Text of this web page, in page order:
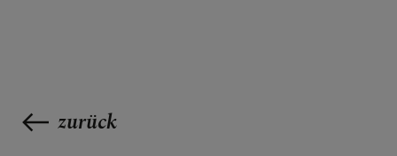
Personen
Veranstaltungen
zurück